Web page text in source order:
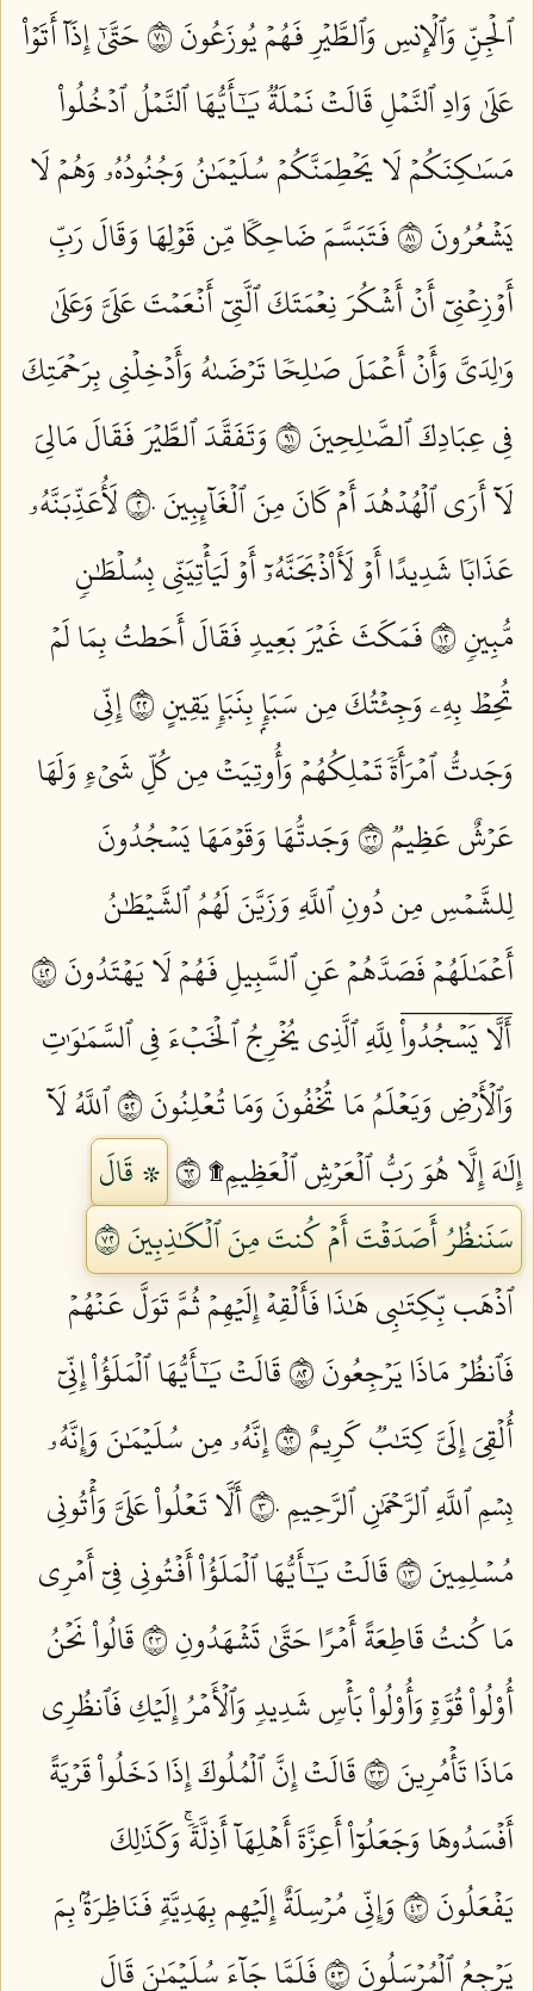
ٱلۡجِنِّ وَٱلۡإِنسِ وَٱلطَّيۡرِ فَهُمۡ يُوزَعُونَ ١٧
حَتَّىٰٓ إِذَآ أَتَوۡاْ
عَلَىٰ وَادِ ٱلنَّمۡلِ قَالَتۡ نَمۡلَةٞ يَٰٓأَيُّهَا ٱلنَّمۡلُ ٱدۡخُلُواْ
مَسَٰكِنَكُمۡ لَا يَحۡطِمَنَّكُمۡ سُلَيۡمَٰنُ وَجُنُودُهُۥ وَهُمۡ لَا
يَشۡعُرُونَ ١٨
فَتَبَسَّمَ ضَاحِكٗا مِّن قَوۡلِهَا وَقَالَ رَبِّ
أَوۡزِعۡنِيٓ أَنۡ أَشۡكُرَ نِعۡمَتَكَ ٱلَّتِيٓ أَنۡعَمۡتَ عَلَيَّ وَعَلَىٰ
وَٰلِدَيَّ وَأَنۡ أَعۡمَلَ صَٰلِحٗا تَرۡضَىٰهُ وَأَدۡخِلۡنِي بِرَحۡمَتِكَ
فِي عِبَادِكَ ٱلصَّٰلِحِينَ ١٩
وَتَفَقَّدَ ٱلطَّيۡرَ فَقَالَ مَالِيَ
لَآ أَرَى ٱلۡهُدۡهُدَ أَمۡ كَانَ مِنَ ٱلۡغَآئِبِينَ ٢٠
لَأُعَذِّبَنَّهُۥ
عَذَابٗا شَدِيدًا أَوۡ لَأَاْذۡبَحَنَّهُۥٓ أَوۡ لَيَأۡتِيَنِّي بِسُلۡطَٰنٖ
مُّبِينٖ ٢١
فَمَكَثَ غَيۡرَ بَعِيدٖ فَقَالَ أَحَطتُ بِمَا لَمۡ
تُحِطۡ بِهِۦ وَجِئۡتُكَ مِن سَبَإِۭ بِنَبَإٖ يَقِينٍ ٢٢
إِنِّي
وَجَدتُّ ٱمۡرَأَةٗ تَمۡلِكُهُمۡ وَأُوتِيَتۡ مِن كُلِّ شَيۡءٖ وَلَهَا
عَرۡشٌ عَظِيمٞ ٢٣
وَجَدتُّهَا وَقَوۡمَهَا يَسۡجُدُونَ
لِلشَّمۡسِ مِن دُونِ ٱللَّهِ وَزَيَّنَ لَهُمُ ٱلشَّيۡطَٰنُ
أَعۡمَٰلَهُمۡ فَصَدَّهُمۡ عَنِ ٱلسَّبِيلِ فَهُمۡ لَا يَهۡتَدُونَ ٢٤
أَلَّاۤ يَسۡجُدُواْۤ لِلَّهِ ٱلَّذِي يُخۡرِجُ ٱلۡخَبۡءَ فِي ٱلسَّمَٰوَٰتِ
وَٱلۡأَرۡضِ وَيَعۡلَمُ مَا تُخۡفُونَ وَمَا تُعۡلِنُونَ ٢٥
ٱللَّهُ لَآ
إِلَٰهَ إِلَّا هُوَ رَبُّ ٱلۡعَرۡشِ ٱلۡعَظِيمِ۩ ٢٦
۞ قَالَ
سَنَنظُرُ أَصَدَقۡتَ أَمۡ كُنتَ مِنَ ٱلۡكَٰذِبِينَ ٢٧
ٱذۡهَب بِّكِتَٰبِي هَٰذَا فَأَلۡقِهۡ إِلَيۡهِمۡ ثُمَّ تَوَلَّ عَنۡهُمۡ
فَٱنظُرۡ مَاذَا يَرۡجِعُونَ ٢٨
قَالَتۡ يَٰٓأَيُّهَا ٱلۡمَلَؤُاْ إِنِّيٓ
أُلۡقِيَ إِلَيَّ كِتَٰبٞ كَرِيمٌ ٢٩
إِنَّهُۥ مِن سُلَيۡمَٰنَ وَإِنَّهُۥ
بِسۡمِ ٱللَّهِ ٱلرَّحۡمَٰنِ ٱلرَّحِيمِ ٣٠
أَلَّا تَعۡلُواْ عَلَيَّ وَأۡتُونِي
مُسۡلِمِينَ ٣١
قَالَتۡ يَٰٓأَيُّهَا ٱلۡمَلَؤُاْ أَفۡتُونِي فِيٓ أَمۡرِي
مَا كُنتُ قَاطِعَةً أَمۡرًا حَتَّىٰ تَشۡهَدُونِ ٣٢
قَالُواْ نَحۡنُ
أُوْلُواْ قُوَّةٖ وَأُوْلُواْ بَأۡسٖ شَدِيدٖ وَٱلۡأَمۡرُ إِلَيۡكِ فَٱنظُرِي
مَاذَا تَأۡمُرِينَ ٣٣
قَالَتۡ إِنَّ ٱلۡمُلُوكَ إِذَا دَخَلُواْ قَرۡيَةً
أَفۡسَدُوهَا وَجَعَلُوٓاْ أَعِزَّةَ أَهۡلِهَآ أَذِلَّةٗۚ وَكَذَٰلِكَ
يَفۡعَلُونَ ٣٤
وَإِنِّي مُرۡسِلَةٌ إِلَيۡهِم بِهَدِيَّةٖ فَنَاظِرَةُۢ بِمَ
يَرۡجِعُ ٱلۡمُرۡسَلُونَ ٣٥
فَلَمَّا جَآءَ سُلَيۡمَٰنَ قَالَ